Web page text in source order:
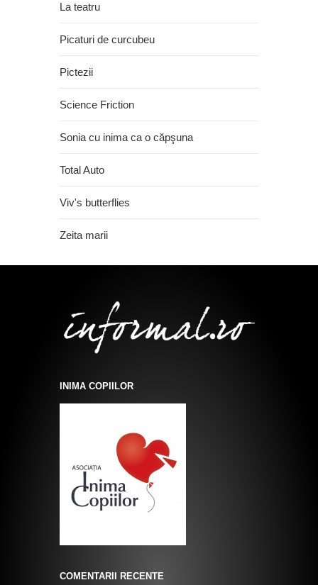
La teatru
Picaturi de curcubeu
Pictezii
Science Friction
Sonia cu inima ca o căpşuna
Total Auto
Viv's butterflies
Zeita marii
INIMA COPIILOR
COMENTARII RECENTE